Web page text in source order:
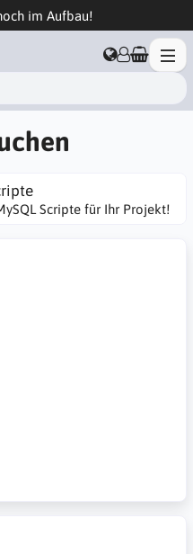
im Aufbau!
Scripte für Ihr Projekt!